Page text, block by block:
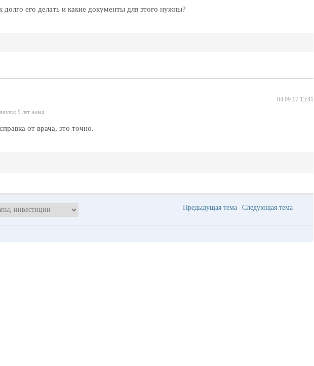
долго его делать и какие документы для этого нужны?
04.09.17 13:41
9 лет назад
от врача, это точно.
Предыдущая тема Следующая тема